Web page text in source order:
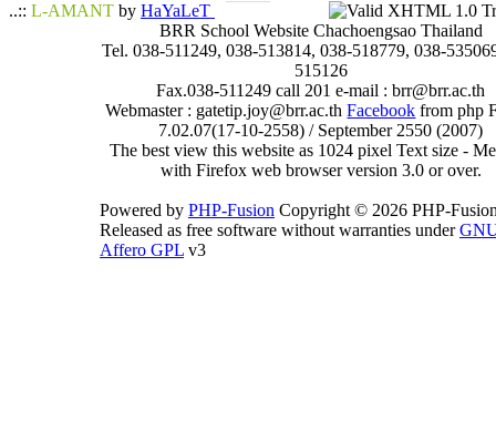
..:: L-AMANT by HaYaLeT
BRR School Website Chachoengsao Thailand
Tel. 038-511249, 038-513814, 038-518779, 038-
515126
Fax.038-511249 call 201 e-mail : brr@brr.ac.th
Webmaster : gatetip.joy@brr.ac.thFacebook from php
7.02.07(17-10-2558) / September 2550 (2007)
The best view this website as 1024 pixel Text size -
with Firefox web browser version 3.0 or over.
Powered by PHP-Fusion Copyright © 2026 PHP-
Released as free software without warranties under
Affero GPL v3